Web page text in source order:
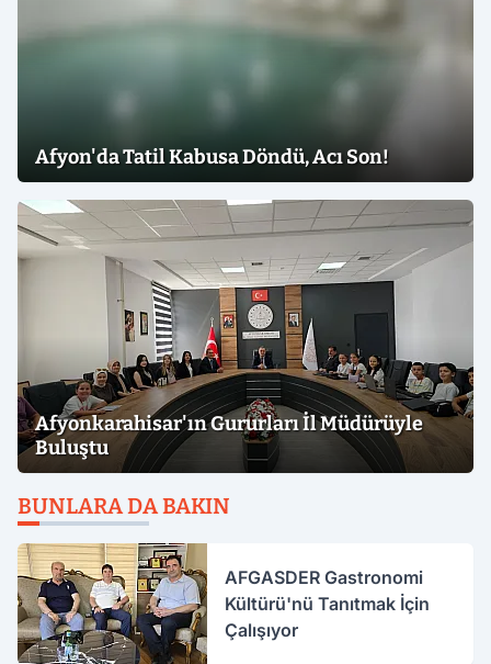
Afyon'da Tatil Kabusa Döndü, Acı Son!
Afyonkarahisar'ın Gururları İl Müdürüyle
Buluştu
BUNLARA DA BAKIN
AFGASDER Gastronomi
Kültürü'nü Tanıtmak İçin
Çalışıyor